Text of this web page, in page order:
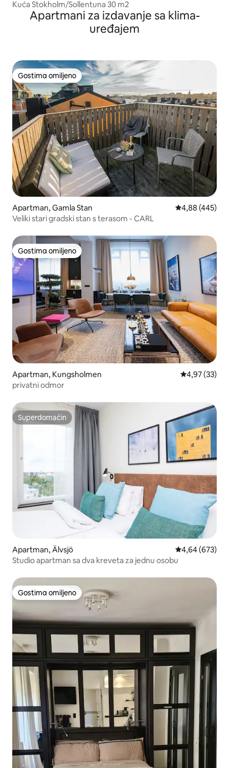
Kuća Stokholm/Sollentuna 30 m2
Apartmani za izdavanje sa klima-
uređajem
Gostima omiljeno
Gostima omiljeno
Apartman, Gamla Stan Prosečna
4,88 (445)
Veliki stari gradski stan s terasom - CARL
Gostima omiljeno
Gostima omiljeno
Apartman, Kungsholmen Prosečna
4,97 (33)
privatni odmor
Superdomaćin
Superdomaćin
Apartman, Älvsjö Prosečna
4,64 (673)
Studio apartman sa dva kreveta za jednu osobu
Gostima omiljeno
Gostima omiljeno